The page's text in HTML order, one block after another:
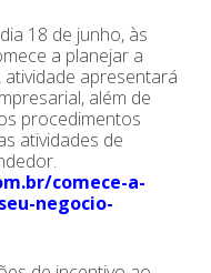
18 de junho, às
a planejar a
apresentará
além de
procedimentos
atividades de
comece-a-
negocio-